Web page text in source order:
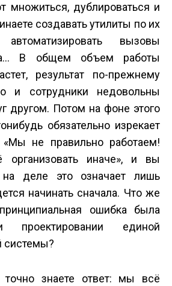
множиться, дублироваться и
создавать утилиты по их
автоматизировать вызовы
В общем объем работы
результат по-прежнему
и сотрудники недовольны
другом. Потом на фоне этого
обязательно изрекает
не правильно работаем!
иначе», и вы
на деле это означает лишь
начинать сначала. Что же
ошибка была
проектировании единой
системы?
знаете ответ: мы всё